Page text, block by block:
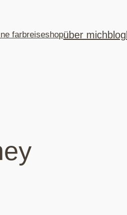
farbreiseshopüber michblog